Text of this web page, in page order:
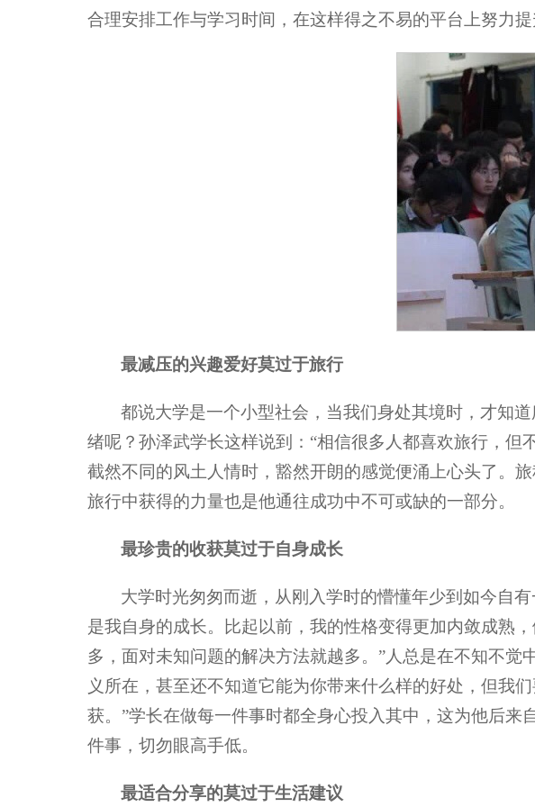
合理安排工作与学习时间，在这样得之不易的平台上努力提
最减压的兴趣爱好莫过于旅行
都说大学是一个小型社会，当我们身处其境时，才知
绪呢？孙泽武学长这样说到：“相信很多人都喜欢旅行，
截然不同的风土人情时，豁然开朗的感觉便涌上心头了。
旅行中获得的力量也是他通往成功中不可或缺的一部分。
最珍贵的收获莫过于自身成长
大学时光匆匆而逝，从刚入学时的懵懂年少到如今自
是我自身的成长。比起以前，我的性格变得更加内敛成熟
多，面对未知问题的解决方法就越多。”人总是在不知不
义所在，甚至还不知道它能为你带来什么样的好处，但我
获。”学长在做每一件事时都全身心投入其中，这为他后
件事，切勿眼高手低。
最适合分享的莫过于生活建议